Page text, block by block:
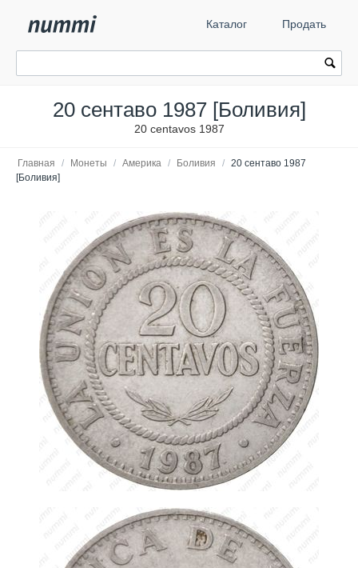
Каталог Продать
20 сентаво 1987 [Боливия]
20 centavos 1987
Главная / Монеты / Америка / Боливия / 20 сентаво 1987
[Боливия]